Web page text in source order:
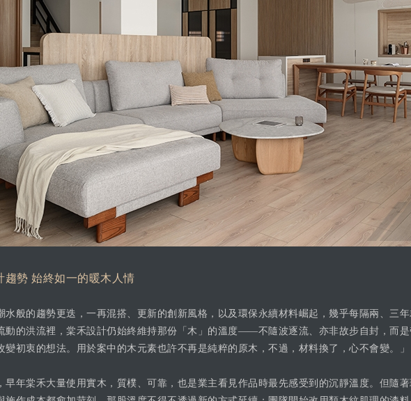
趨勢 始終如一的暖木人情
水般的趨勢更迭，一再混搭、更新的創新風格，以及環保永續材料崛起，幾乎每隔兩、三
動的洪流裡，棠禾設計仍始終維持那份「木」的溫度——不隨波逐流、亦非故步自封，而
變初衷的想法。用於案中的木元素也許不再是純粹的原木，不過，材料換了，心不會變。」
早年棠禾大量使用實木，質樸、可靠，也是業主看見作品時最先感受到的沉靜溫度。但隨